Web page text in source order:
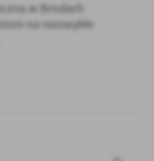
w Brodach
na niezwykłe